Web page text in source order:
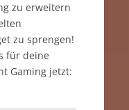
zu erweitern
zu sprengen!
für deine
Gaming jetzt: